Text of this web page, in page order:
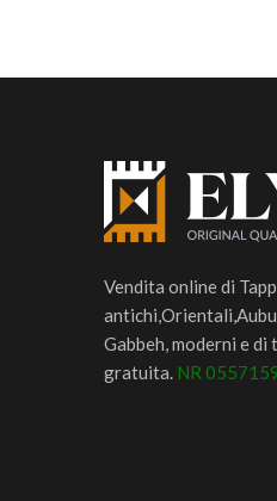
Vendita online di
Gabbeh, moderni e di
gratuita. NR